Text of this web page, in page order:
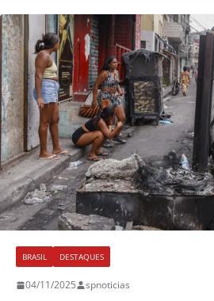
BRASIL DESTAQUES
04/11/2025 spnoticias